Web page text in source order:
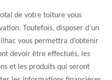
de votre toiture vous
Toutefois, disposer d’un
vous permettra d’obtenir
devoir être effectués, les
et les produits qui seront